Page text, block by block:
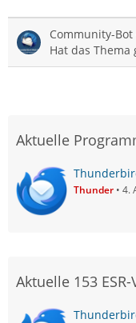
Community-Bot
Hat das Thema
Aktuelle
Thunder 4.
Aktuelle 153